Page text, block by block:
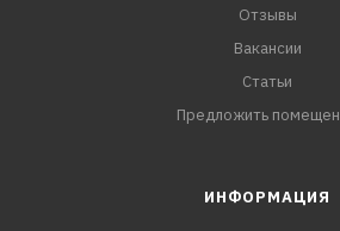
Отзывы
Вакансии
Статьи
Предложить
ИНФОРМАЦИЯ